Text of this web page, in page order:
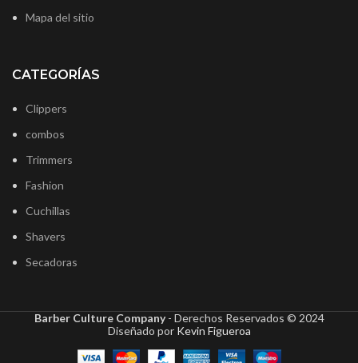
Mapa del sitio
CATEGORÍAS
Clippers
combos
Trimmers
Fashion
Cuchillas
Shavers
Secadoras
Barber Culture Company- Derechos Reservados © 2024
Diseñado por Kevin Figueroa